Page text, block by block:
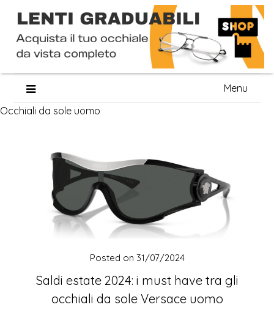
content
Menu
Occhiali da sole uomo
Saldi estate 2024: i must have tra gli
occhiali da sole Versace uomo
Posted on 31/07/2024